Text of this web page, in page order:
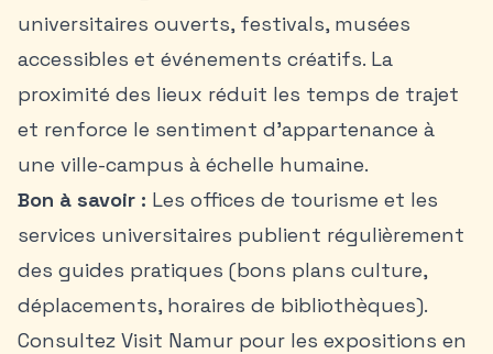
universitaires ouverts, festivals, musées
accessibles et événements créatifs. La
proximité des lieux réduit les temps de trajet
et renforce le sentiment d’appartenance à
une ville-campus à échelle humaine.
Bon à savoir : Les offices de tourisme et les
services universitaires publient régulièrement
des guides pratiques (bons plans culture,
déplacements, horaires de bibliothèques).
Consultez Visit Namur pour les expositions en